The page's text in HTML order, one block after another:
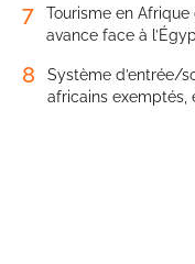
7
Tourisme en
avance face à
8
Système d’entrée/
africains exemptés,